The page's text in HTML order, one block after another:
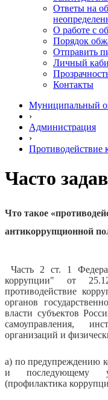
Ответы на
О работе с
Порядок
Отправить
Личный
Контакты
Муниципальный
›
Администрация
›
Противодействие
Часто
Что такое
антикоррупционной
Часть 2 ст. 1
коррупции" от
противодействие
органов
власти субъектов
самоуправления,
организаций и
а) по предупреждению
и последующему
(профилактика